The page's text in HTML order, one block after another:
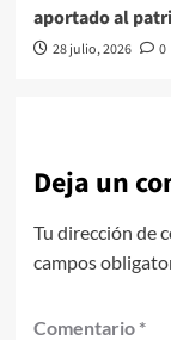
aportado al
28 julio, 2026 0
Deja un
Tu dirección de
campos
Comentario *